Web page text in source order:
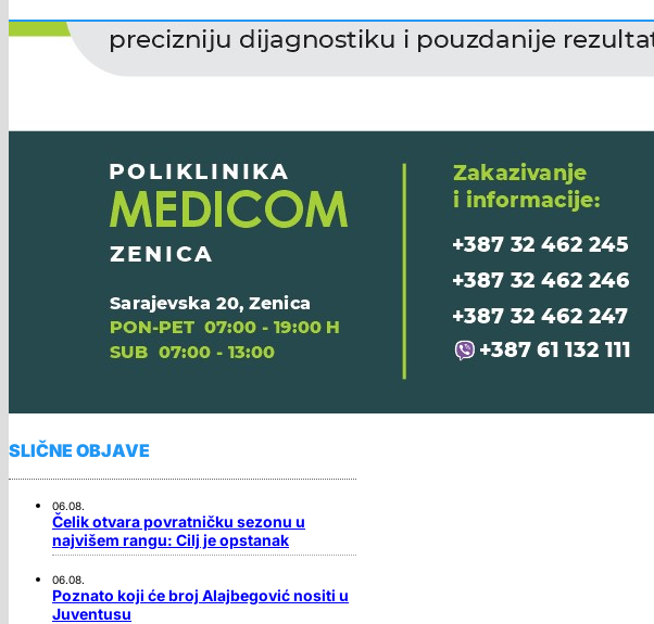
SLIČNE OBJAVE
06.08.
Čelik otvara povratničku sezonu u
najvišem rangu: Cilj je opstanak
06.08.
Poznato koji će broj Alajbegović nositi u
Juventusu